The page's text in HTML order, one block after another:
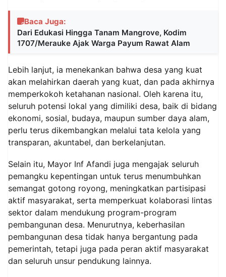
Baca Juga:
Dari Edukasi Hingga Tanam Mangrove, Kodim
1707/Merauke Ajak Warga Payum Rawat Alam
Lebih lanjut, ia menekankan bahwa desa yang kuat
akan melahirkan daerah yang kuat, dan pada akhirnya
memperkokoh ketahanan nasional. Oleh karena itu,
seluruh potensi lokal yang dimiliki desa, baik di bidang
ekonomi, sosial, budaya, maupun sumber daya alam,
perlu terus dikembangkan melalui tata kelola yang
transparan, akuntabel, dan berkelanjutan.
Selain itu, Mayor Inf Afandi juga mengajak seluruh
pemangku kepentingan untuk terus menumbuhkan
semangat gotong royong, meningkatkan partisipasi
aktif masyarakat, serta memperkuat kolaborasi lintas
sektor dalam mendukung program-program
pembangunan desa. Menurutnya, keberhasilan
pembangunan desa tidak hanya bergantung pada
pemerintah, tetapi juga pada peran aktif masyarakat
dan seluruh unsur pendukung lainnya.